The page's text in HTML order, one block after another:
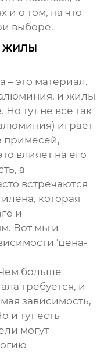
и о том, на что
выборе.
жилы
– это материал.
и жилы
тут не все так
играет
примесей,
влияет на его
а
встречаются
которая
и
Вот мы и
'цена-
больше
требуется, и
зависимость,
и тут есть
могут